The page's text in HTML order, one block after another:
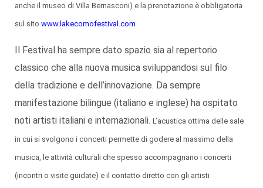
anche il museo di Villa Bernasconi) e la prenotazione è obbligatoria
sul sito www.lakecomofestival.com
Il Festival ha sempre dato spazio sia al repertorio
classico che alla nuova musica sviluppandosi sul filo
della tradizione e dell’innovazione. Da sempre
manifestazione bilingue (italiano e inglese) ha ospitato
noti artisti italiani e internazionali. L’acustica ottima delle sale
in cui si svolgono i concerti permette di godere al massimo della
musica, le attività culturali che spesso accompagnano i concerti
(incontri o visite guidate) e il contatto diretto con gli artisti